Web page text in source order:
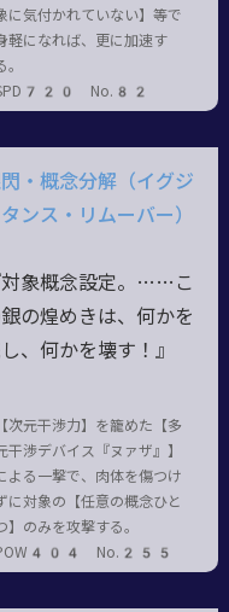
に気付かれていない】等で
軽になれば、更に加速す
。
No.82
・概念分解（イグジ
ンス・リムーバー）
対象概念設定。……こ
の煌めきは、何かを
、何かを壊す！』
【次元干渉力】を籠めた【多
干渉デバイス『ヌァザ』】
よる一撃で、肉体を傷つけ
に対象の【任意の概念ひと
】のみを攻撃する。
No.255